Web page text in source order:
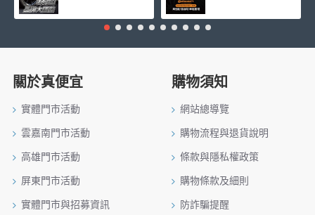
關於真便宜
實體門市活動
雲嘉南門市活動
高雄門市活動
屏東門市活動
實體門市與招募資訊
購物須知
網站總導覽
購物流程與退貨說明
條款與隱私權政策
購物條款及細則
防詐騙提醒